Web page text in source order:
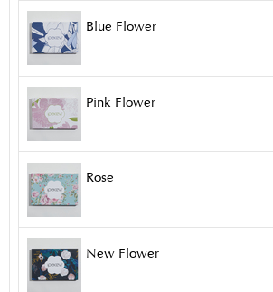
Blue Flower
Pink Flower
Rose
New Flower